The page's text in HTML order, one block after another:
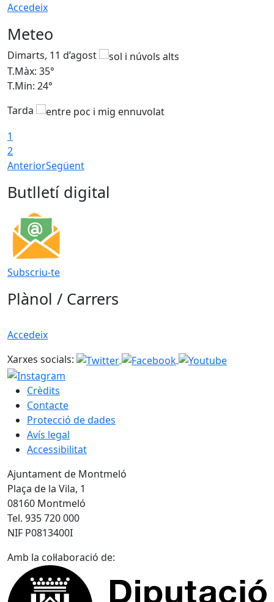
Accedeix
Meteo
Dimarts, 11 d’agost
T.Màx: 35°
T.Min: 24°
Tarda
1
2
AnteriorSegüent
Butlletí digital
Subscriu-te
Plànol / Carrers
Accedeix
Xarxes socials:
Crèdits
Contacte
Protecció de dades
Avís legal
Accessibilitat
Ajuntament de Montmeló
Plaça de la Vila, 1
08160 Montmeló
Tel. 935 720 000
NIF P0813400I
Amb la col·laboració de: